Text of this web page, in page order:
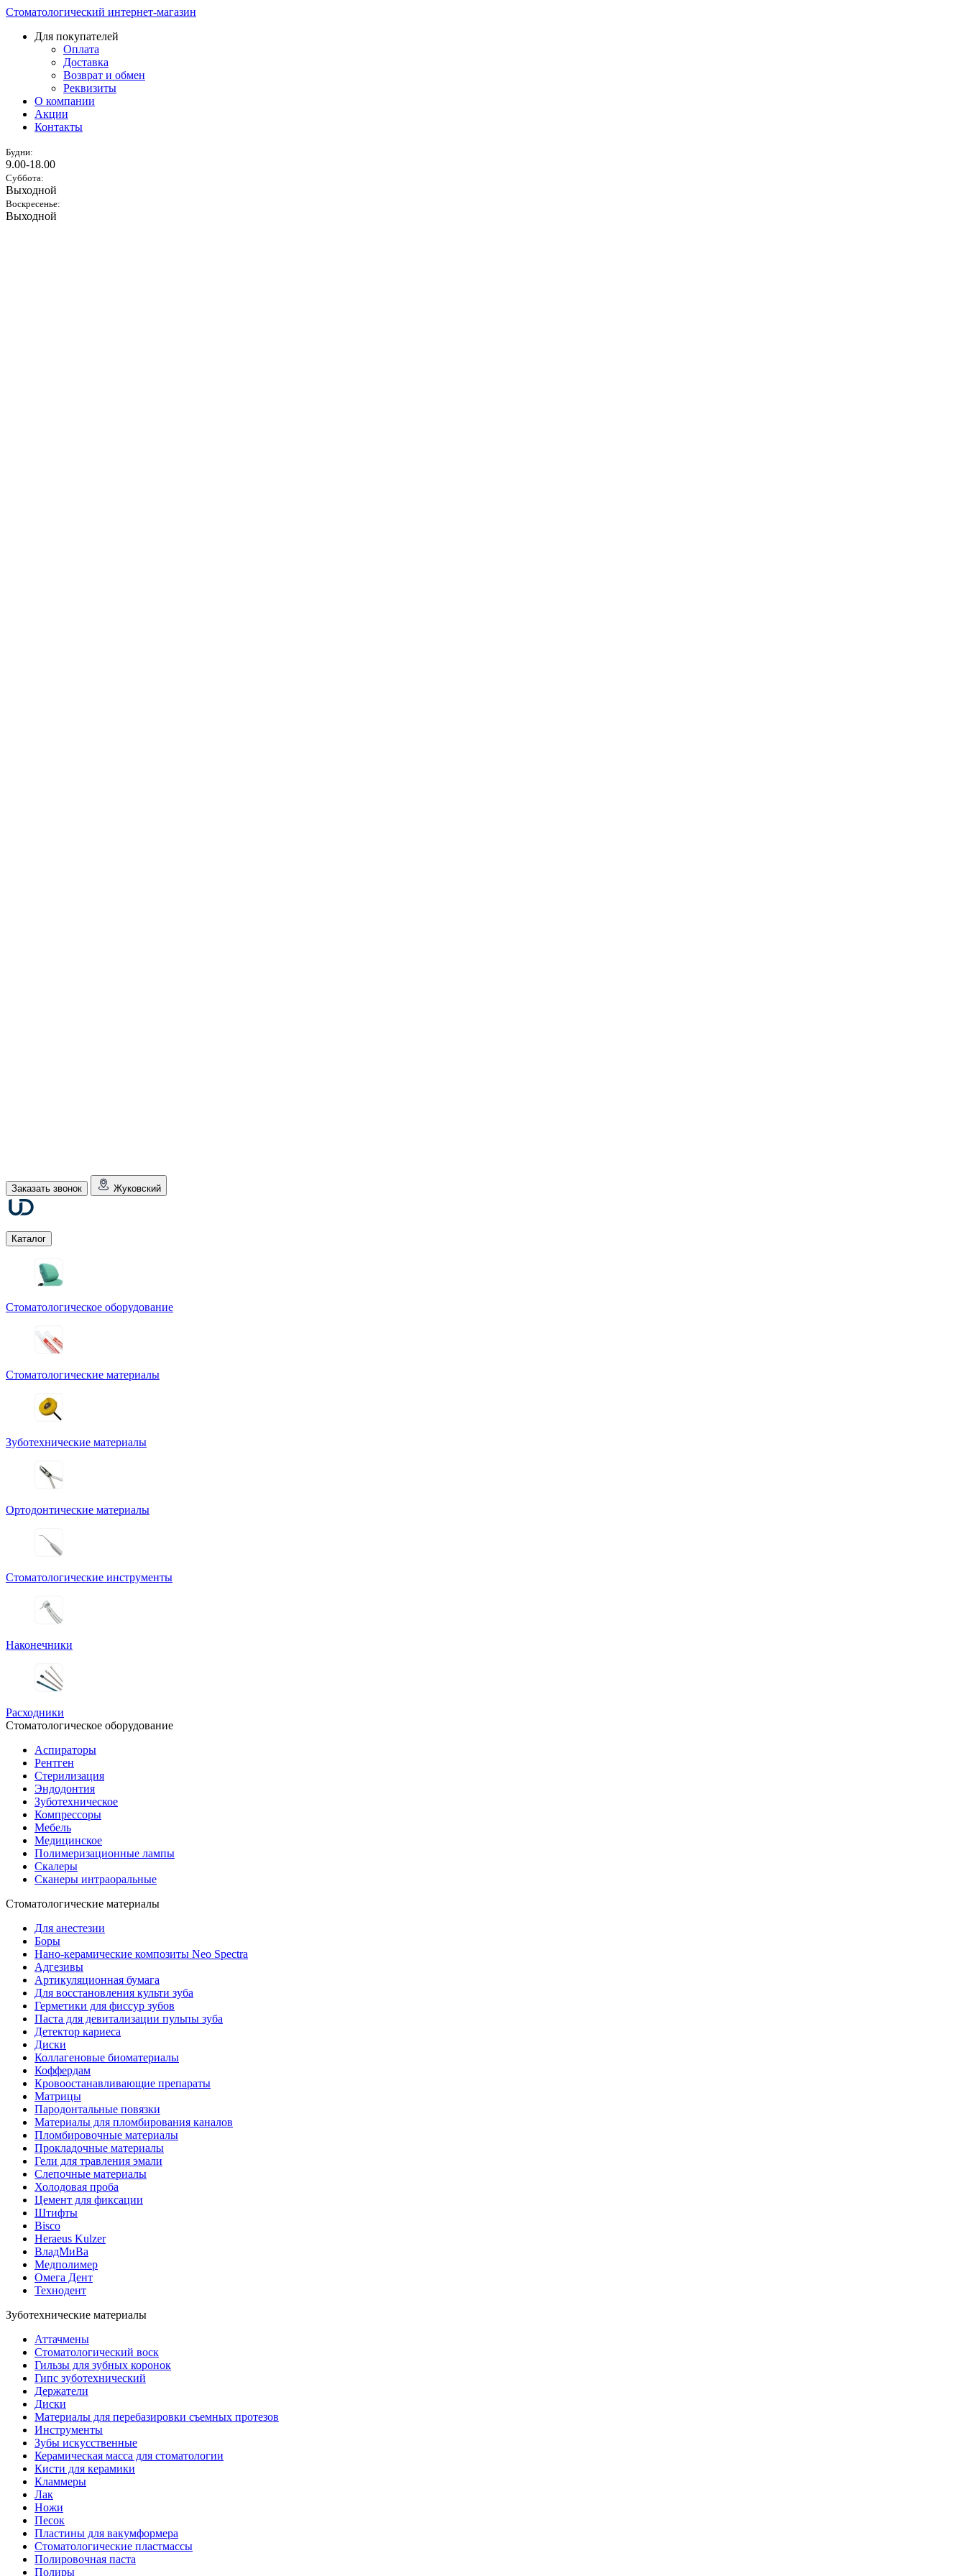
Стоматологический интернет-магазин
Для покупателей
Оплата
Доставка
Возврат и обмен
Реквизиты
О компании
Акции
Контакты
Будни:
9.00-18.00
Суббота:
Выходной
Воскресенье:
Выходной
Заказать звонок Жуковский
Каталог
Стоматологическое оборудование
Стоматологические материалы
Зуботехнические материалы
Ортодонтические материалы
Стоматологические инструменты
Наконечники
Расходники
Стоматологическое оборудование
Аспираторы
Рентген
Стерилизация
Эндодонтия
Зуботехническое
Компрессоры
Мебель
Медицинское
Полимеризационные лампы
Скалеры
Сканеры интраоральные
Стоматологические материалы
Для анестезии
Боры
Нано-керамические композиты Neo Spectra
Адгезивы
Артикуляционная бумага
Для восстановления культи зуба
Герметики для фиссур зубов
Паста для девитализации пульпы зуба
Детектор кариеса
Диски
Коллагеновые биоматериалы
Коффердам
Кровоостанавливающие препараты
Матрицы
Пародонтальные повязки
Материалы для пломбирования каналов
Пломбировочные материалы
Прокладочные материалы
Гели для травления эмали
Слепочные материалы
Холодовая проба
Цемент для фиксации
Штифты
Bisco
Heraeus Kulzer
ВладМиВа
Медполимер
Омега Дент
Технодент
Зуботехнические материалы
Аттачмены
Стоматологический воск
Гильзы для зубных коронок
Гипс зуботехнический
Держатели
Диски
Материалы для перебазировки съемных протезов
Инструменты
Зубы искусственные
Керамическая масса для стоматологии
Кисти для керамики
Кламмеры
Лак
Ножи
Песок
Пластины для вакумформера
Стоматологические пластмассы
Полировочная паста
Полиры